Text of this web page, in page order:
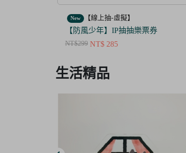
New 【線上抽-虛擬】
【茜色線上抽票券】限量周邊抽抽樂
NT$100 NT$ 50
3
3
生活精品